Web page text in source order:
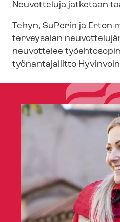
Neuvotteluja jatketaan
Tehyn, SuPerin ja Erton
terveysalan
neuvottelee
työnantajaliitto